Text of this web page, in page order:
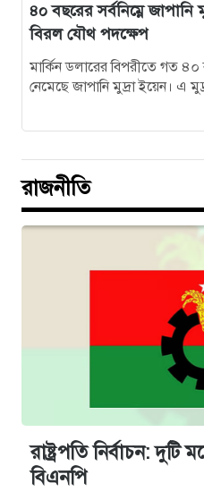
৪০ বছরের সর্বনিম্নে
বিরল যৌথ পদক্ষেপ
মার্কিন ডলারের বিপরীতে গত ৪০
নেমেছে জাপানি মুদ্রা ইয়েন। এ
রাজনীতি
রাষ্ট্রপতি নির্বাচন:
বিএনপি